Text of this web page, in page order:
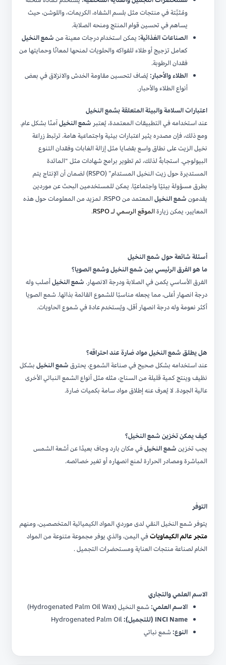
ومُثبِّتة في منتجات مثل بلسم الشفاه، الكريمات، واللوشن، حيث
يساهم في تحسين قوام المنتج ومنحه الصلابة.
الصناعات الغذائية: يمكن استخدام درجات معينة من شمع النخيل
كعامل تزجيج أو طلاء للفواكه والحلويات لمنحها لمعانًا وحمايتها من
فقدان الرطوبة.
الطلاء والأحبار:يُضاف لتحسين مقاومة الخدش والانزلاق في بعض
أنواع الطلاء والأحبار.
اعتبارات السلامة والبيئة المتعلقة بشمع النخيل
عند استخدامه في التطبيقات المعتمدة، يُعتبر شمع النخيلآمنًا بشكل عام.
ومع ذلك، فإن مصدره يثير اعتبارات بيئية واجتماعية هامة. ترتبط زراعة
نخيل الزيت على نطاق واسع بقضايا مثل إزالة الغابات وفقدان التنوع
البيولوجي. استجابةً لذلك، تم تطوير برامج شهادات مثل “المائدة
المستديرة حول زيت النخيل المستدام” (RSPO) لضمان أن الإنتاج يتم
بطرق مسؤولة بيئيًا واجتماعيًا. يمكن للمستخدمين البحث عن موردين
يقدمون شمع النخيل
المعتمد من RSPO. لمزيد من المعلومات حول هذه
المعايير، يمكن زيارة الموقع الرسمي لـ RSPO .
أسئلة شائعة حول شمع النخيل
ما هو الفرق الرئيسي بين شمع النخيل وشمع الصويا؟
الفرق الأساسي يكمن في الصلابة ودرجة الانصهار. شمع النخيلأصلب وله
درجة انصهار أعلى، مما يجعله مناسبًا للشموع القائمة بذاتها. شمع الصويا
أكثر نعومة وله درجة انصهار أقل، ويُستخدم عادة في شموع الحاويات.
هل يطلق شمع النخيل مواد ضارة عند احتراقه؟
عند استخدامه بشكل صحيح في صناعة الشموع، يحترق شمع النخيل بشكل
نظيف وينتج كمية قليلة من السناج، مثله مثل أنواع الشمع النباتي الأخرى
عالية الجودة. لا يُعرف عنه إطلاق مواد سامة بكميات ضارة.
كيف يمكن تخزين شمع النخيل؟
يجب تخزين شمع النخيلفي مكان بارد وجاف بعيدًا عن أشعة الشمس
المباشرة ومصادر الحرارة لمنع انصهاره أو تغير خصائصه.
التوفر
يتوفر شمع النخيل النقي لدى موردي المواد الكيميائية المتخصصين، ومنهم
متجر عالم الكيماوياتفي اليمن، والذي يوفر مجموعة متنوعة من المواد
الخام لصناعة منتجات العناية ومستحضرات التجميل .
الاسم العلمي والتجاري
الاسم العلمي:شمع النخيل (Hydrogenated Palm Oil Wax)
INCI Name (للتجميل):
النوع:شمع نباتي